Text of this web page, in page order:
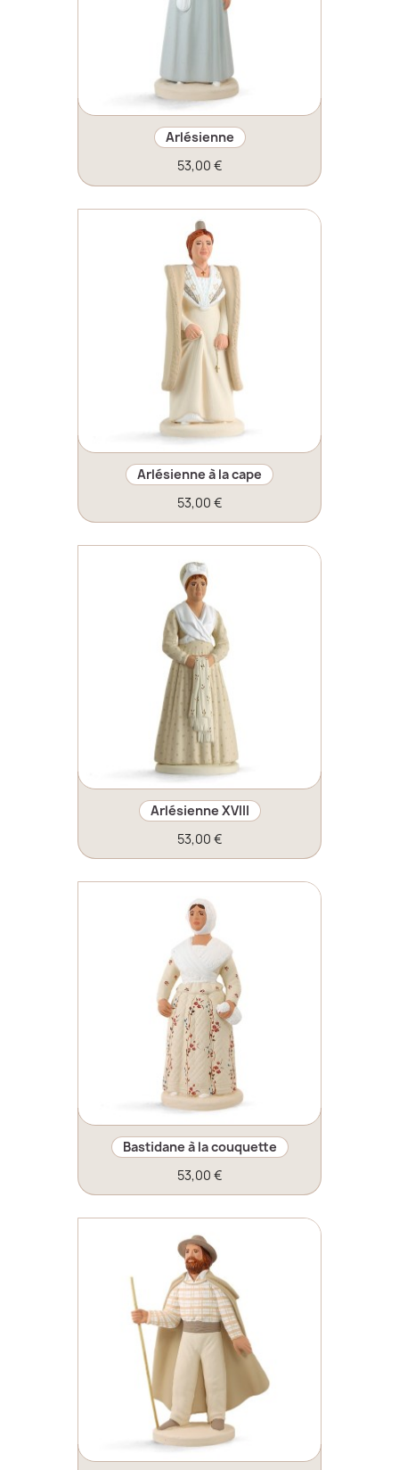
Arlésienne
53,00 €
Arlésienne à la cape
53,00 €
Arlésienne XVIII
53,00 €
Bastidane à la couquette
53,00 €